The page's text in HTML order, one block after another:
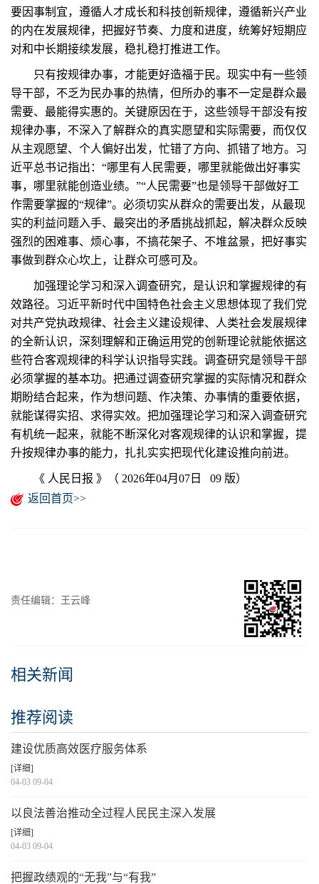
要因事制宜，遵循人才成长和科技创新规律，遵循新兴产业
的内在发展规律，把握好节奏、力度和进度，统筹好短期应
对和中长期接续发展，稳扎稳打推进工作。
只有按规律办事，才能更好造福于民。现实中有一些领
导干部，不乏为民办事的热情，但所办的事不一定是群众最
需要、最能得实惠的。关键原因在于，这些领导干部没有按
规律办事，不深入了解群众的真实愿望和实际需要，而仅仅
从主观愿望、个人偏好出发，忙错了方向、抓错了地方。习
近平总书记指出：“哪里有人民需要，哪里就能做出好事实
事，哪里就能创造业绩。”“人民需要”也是领导干部做好工
作需要掌握的“规律”。必须切实从群众的需要出发，从最现
实的利益问题入手、最突出的矛盾挑战抓起，解决群众反映
强烈的困难事、烦心事，不搞花架子、不堆盆景，把好事实
事做到群众心坎上，让群众可感可及。
加强理论学习和深入调查研究，是认识和掌握规律的有
效路径。习近平新时代中国特色社会主义思想体现了我们党
对共产党执政规律、社会主义建设规律、人类社会发展规律
的全新认识，深刻理解和正确运用党的创新理论就能依据这
些符合客观规律的科学认识指导实践。调查研究是领导干部
必须掌握的基本功。把通过调查研究掌握的实际情况和群众
期盼结合起来，作为想问题、作决策、办事情的重要依据，
就能谋得实招、求得实效。把加强理论学习和深入调查研究
有机统一起来，就能不断深化对客观规律的认识和掌握，提
升按规律办事的能力，扎扎实实把现代化建设推向前进。
《 人民日报 》（ 2026年04月07日 09 版）
返回首页>>
责任编辑：王云峰
相关新闻
推荐阅读
建设优质高效医疗服务体系
[详细]
04-03 09-04
以良法善治推动全过程人民民主深入发展
[详细]
04-03 09-04
把握政绩观的“无我”与“有我”